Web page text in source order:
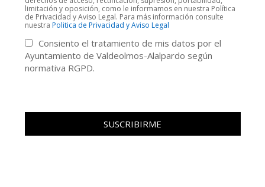
limitación y oposición, como le informamos en nuestra Política
de Privacidad y Aviso Legal. Para más información consulte
nuestra Politica de Privacidad y Aviso Legal
Consiento el tratamiento de mis datos por el
Ayuntamiento de Valdeolmos-Alalpardo según
normativa RGPD.